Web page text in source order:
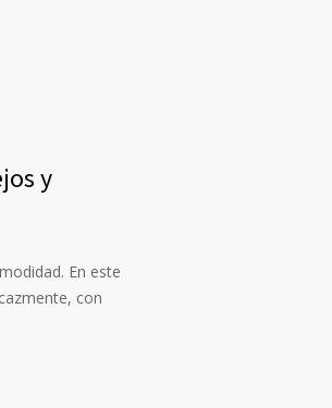
y
En este
con